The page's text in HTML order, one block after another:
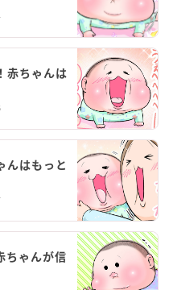
赤ちゃんは
んはもっと
ちゃんが信